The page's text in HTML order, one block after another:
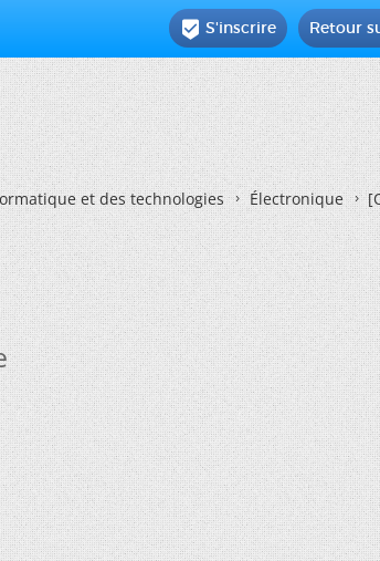
Retour
 S'inscrire
et des technologies Électronique